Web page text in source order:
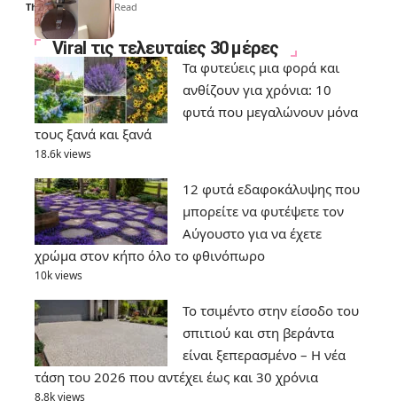
Thali Ombre 6 Min Read
Viral τις τελευταίες 30 μέρες
Τα φυτεύεις μια φορά και
ανθίζουν για χρόνια: 10
φυτά που μεγαλώνουν μόνα
τους ξανά και ξανά
18.6k views
12 φυτά εδαφοκάλυψης που
μπορείτε να φυτέψετε τον
Αύγουστο για να έχετε
χρώμα στον κήπο όλο το φθινόπωρο
10k views
Το τσιμέντο στην είσοδο του
σπιτιού και στη βεράντα
είναι ξεπερασμένο – Η νέα
τάση του 2026 που αντέχει έως και 30 χρόνια
8.8k views